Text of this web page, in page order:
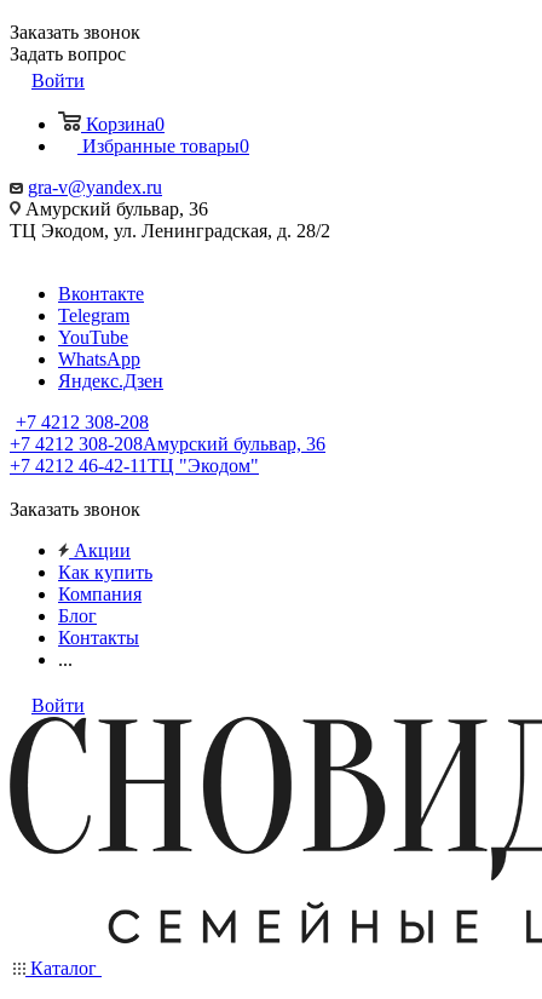
Заказать звонок
Задать вопрос
Войти
Корзина0
Избранные товары0
gra-v@yandex.ru
Амурский бульвар, 36
ТЦ Экодом, ул. Ленинградская, д. 28/2
Вконтакте
Telegram
YouTube
WhatsApp
Яндекс.Дзен
+7 4212 308-208
+7 4212 308-208Амурский бульвар, 36
+7 4212 46-42-11ТЦ "Экодом"
Заказать звонок
Акции
Как купить
Компания
Блог
Контакты
...
Войти
Каталог